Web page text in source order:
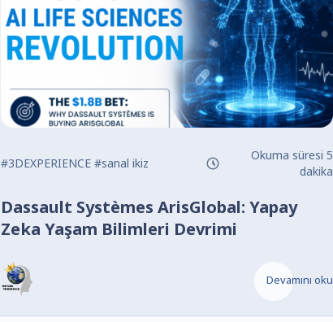
#3DEXPERIENCE #sanal ikiz
Okuma süresi 5
dakika
Dassault Systèmes ArisGlobal: Yapay
Zeka Yaşam Bilimleri Devrimi
Devamını oku